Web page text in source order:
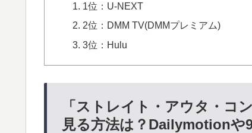
1位：U-NEXT
2位：DMM TV(DMMプレミアム)
3位：Hulu
「ストレイト・アウタ・コ
見る方法は？Dailymotionや